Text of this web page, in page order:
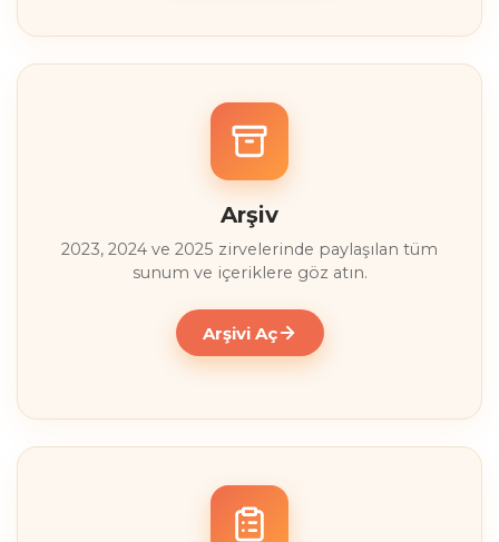
Arşiv
2023, 2024 ve 2025 zirvelerinde paylaşılan tüm
sunum ve içeriklere göz atın.
Arşivi Aç